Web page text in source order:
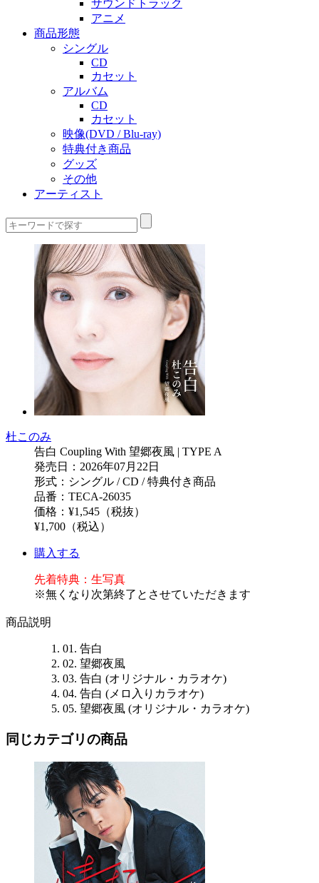
サウンドトラック
アニメ
商品形態
シングル
CD
カセット
アルバム
CD
カセット
映像(DVD / Blu-ray)
特典付き商品
グッズ
その他
アーティスト
杜このみ
告白 Coupling With 望郷夜風 | TYPE A
発売日：2026年07月22日
形式：シングル / CD / 特典付き商品
品番：TECA-26035
価格：¥1,545（税抜）
¥1,700（税込）
購入する
先着特典：生写真
※無くなり次第終了とさせていただきます
商品説明
01. 告白
02. 望郷夜風
03. 告白 (オリジナル・カラオケ)
04. 告白 (メロ入りカラオケ)
05. 望郷夜風 (オリジナル・カラオケ)
同じカテゴリの商品